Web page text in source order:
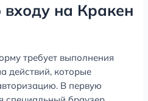
входу на Кракен
требует выполнения
действий, которые
В первую